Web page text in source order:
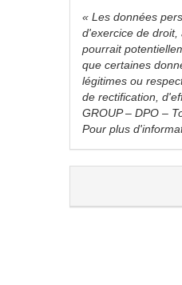
« Les données
d'exercice de
pourrait
que certaines
légitimes ou
de rectification,
GROUP – DPO –
Pour plus